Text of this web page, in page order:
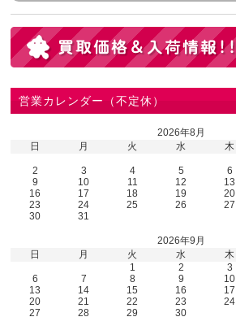
営業カレンダー（不定休）
2026年8月
日
月 火 水 木
2
3 4 5 6
9
10 11 12 13
16
17 18 19 20
23
24 25 26 27
30
31
2026年9月
日
月 火 水 木
1
2 3
6
7 8 9 10
13
14 15 16 17
20
21 22 23 24
27
28 29 30